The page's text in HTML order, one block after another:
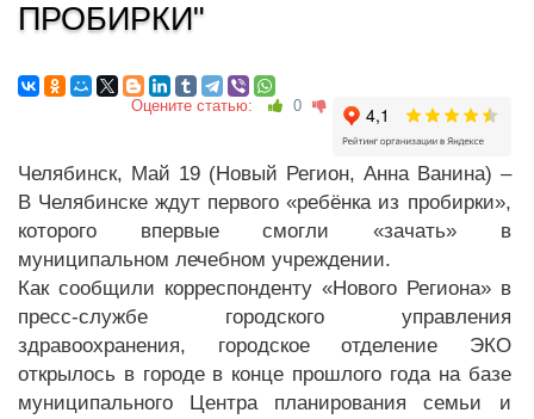
ПРОБИРКИ"
Оцените статью: 0
Челябинск, Май 19 (Новый Регион, Анна Ванина) –
В Челябинске ждут первого «ребёнка из пробирки»,
которого впервые смогли «зачать» в
муниципальном лечебном учреждении.
Как сообщили корреспонденту «Нового Региона» в
пресс-службе городского управления
здравоохранения, городское отделение ЭКО
открылось в городе в конце прошлого года на базе
муниципального Центра планирования семьи и